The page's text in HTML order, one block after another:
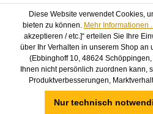
Diese Website verwendet Cookies,
bieten zu können. Mehr Informationen
akzeptieren / etc.]“ erteilen Sie Ihre
über Ihr Verhalten in unserem Shop an
(Ebbinghoff 10, 48624
Ihnen nicht persönlich zuordnen kann,
Produktverbesserungen,
Nur technisch